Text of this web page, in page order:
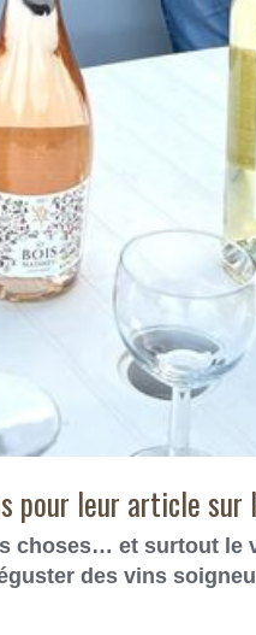
pour leur article sur
choses… et surtout le
des vins